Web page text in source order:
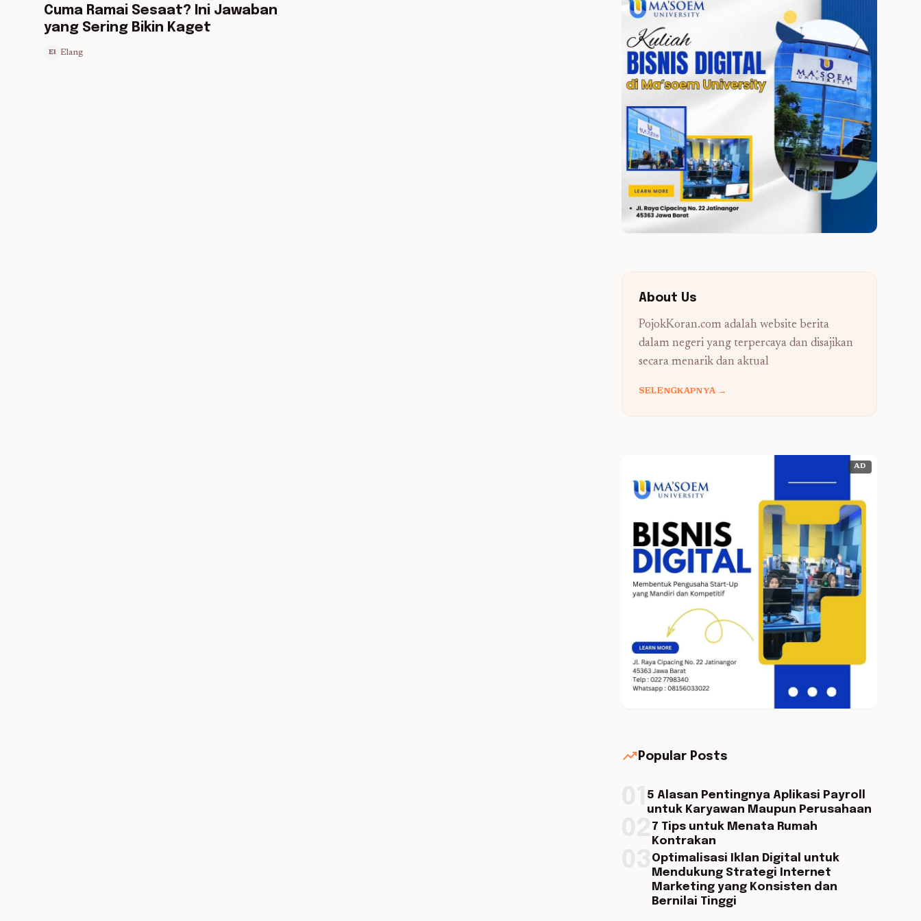
Cuma Ramai Sesaat? Ini Jawaban
yang Sering Bikin Kaget
El Elang
About Us
PojokKoran.com adalah website berita
dalam negeri yang terpercaya dan disajikan
secara menarik dan aktual
SELENGKAPNYA →
AD
trending_up Popular Posts
5 Alasan Pentingnya Aplikasi Payroll
untuk Karyawan Maupun Perusahaan
7 Tips untuk Menata Rumah
Kontrakan
Optimalisasi Iklan Digital untuk
Mendukung Strategi Internet
Marketing yang Konsisten dan
Bernilai Tinggi